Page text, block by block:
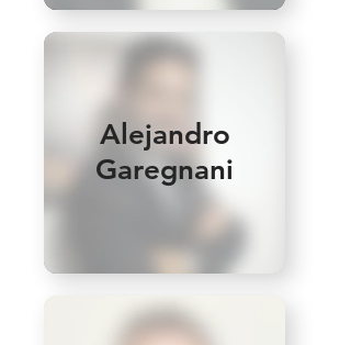
Alejandro
Garegnani